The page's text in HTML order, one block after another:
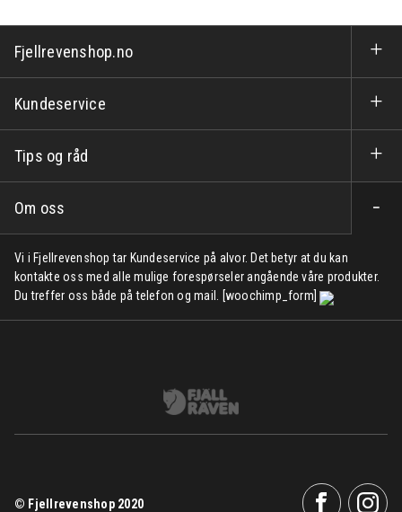
Fjellrevenshop.no
Kundeservice
Tips og råd
Om oss
Vi i Fjellrevenshop tar Kundeservice på alvor. Det betyr at du kan
kontakte oss med alle mulige forespørseler angående våre produkter.
Du treffer oss både på telefon og mail. [woochimp_form]
© Fjellrevenshop 2020